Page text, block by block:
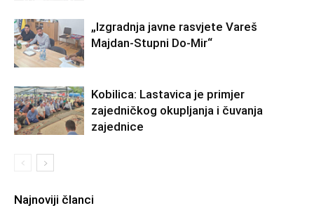
„Izgradnja javne rasvjete Vareš
Majdan-Stupni Do-Mir“
Kobilica: Lastavica je primjer
zajedničkog okupljanja i čuvanja
zajednice
Najnoviji članci